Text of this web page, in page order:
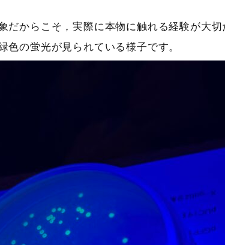
だからこそ，実際に本物に触れる経験が大切
の蛍光が見られている様子です。